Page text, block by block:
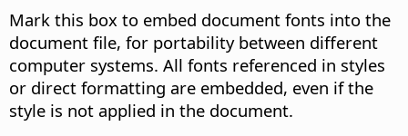
Mark this box to embed document fonts into the
document file, for portability between different
computer systems. All fonts referenced in styles
or direct formatting are embedded, even if the
style is not applied in the document.